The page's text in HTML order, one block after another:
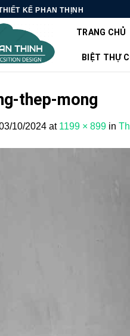
KẾ PHAN THỊNH
TRANG CHỦ
BIỆT THỰ
thep-mong
10/2024 at 1199 × 899 in